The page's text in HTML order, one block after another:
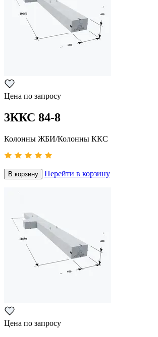
Цена по запросу
3ККС 84-8
Колонны ЖБИ/Колонны ККС
В корзину Перейти в корзину
Цена по запросу